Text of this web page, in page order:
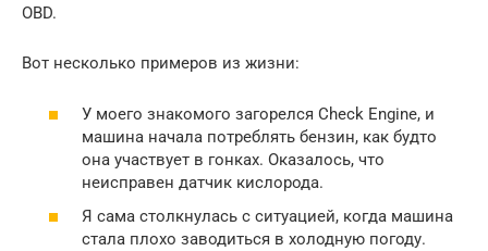
OBD.
Вот несколько примеров из жизни:
У моего знакомого загорелся Check Engine, и
машина начала потреблять бензин, как будто
она участвует в гонках. Оказалось, что
неисправен датчик кислорода.
Я сама столкнулась с ситуацией, когда машина
стала плохо заводиться в холодную погоду.